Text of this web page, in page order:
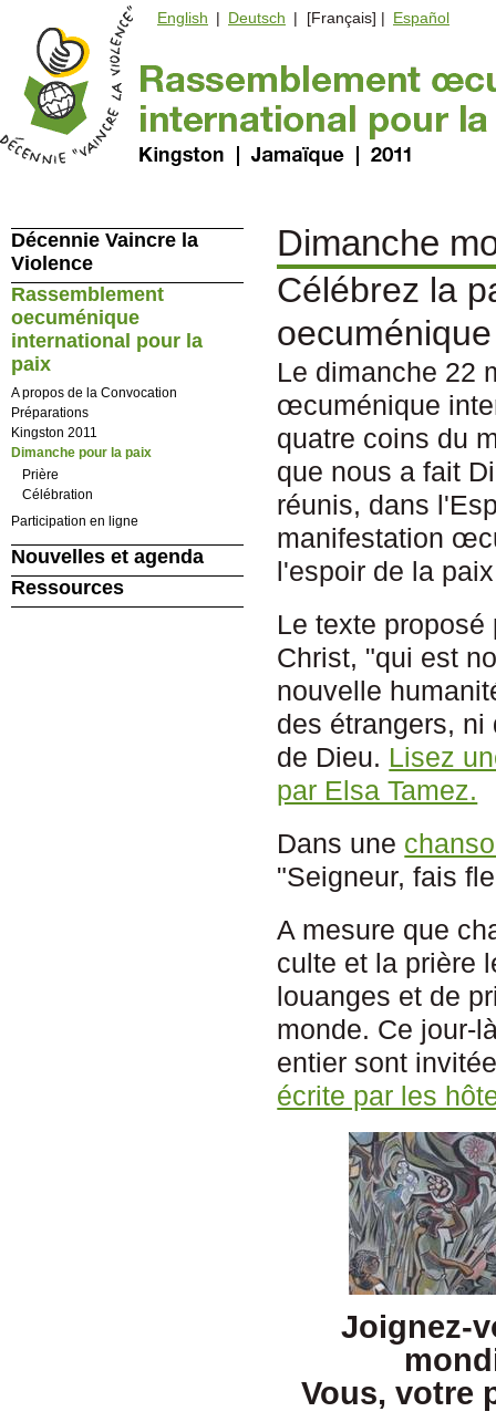
English | Deutsch | [Français] | Español
Dimanche
Célébrez la
Le dimanche 22
œcuménique
quatre coins du
que nous a fait
réunis, dans
manifestation
l'espoir de la
Le texte
Christ, "qui est
nouvelle
des étrangers,
de Dieu. Lisez
par Elsa Tamez.
Dans une
"Seigneur, fais
A mesure que
culte et la prière
louanges et de
monde. Ce jour-
entier sont
écrite par les
Joignez-
Vous, votre
Décennie Vaincre la
Violence
Rassemblement
oecuménique
international pour la
paix
A propos de la Convocation
Préparations
Kingston 2011
Dimanche pour la paix
Prière
Célébration
Participation en ligne
Nouvelles et agenda
Ressources